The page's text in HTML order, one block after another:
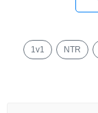
1v1 NTR